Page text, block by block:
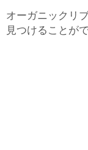
オーガニックリ
見つけることが